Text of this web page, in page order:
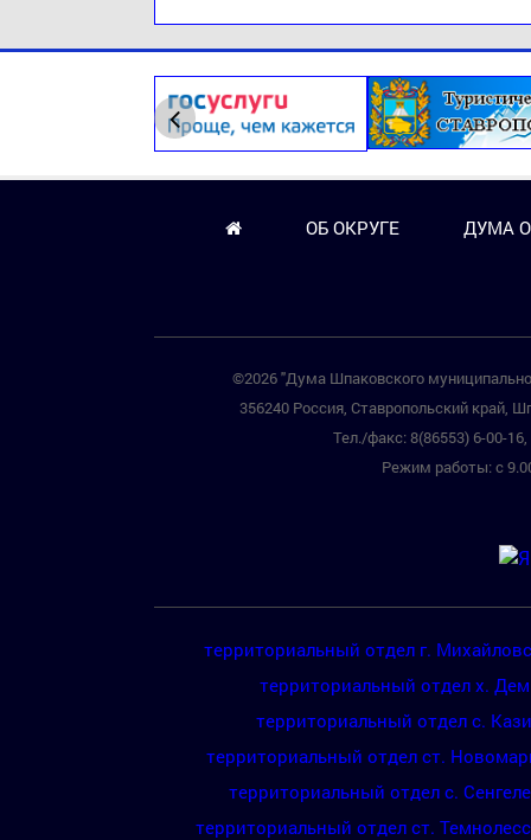
ОБ ОКРУГЕ ДУМА
©2026 "Дума Шпаковского
356240 Россия, Ставропольский край,
Тел./факс: 8(86553) 6-00-
Режим работы: с
территориальный отдел г.
территориальный отдел х.
территориальный отдел с.
территориальный отдел ст.
территориальный отдел с.
территориальный отдел ст.